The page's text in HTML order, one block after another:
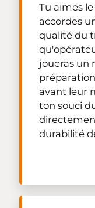
Tu aimes
accordes
qualité du
joueras un
avant leur
ton souci
durabilité